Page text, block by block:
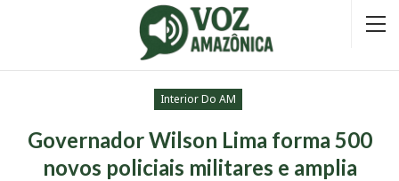
Interior Do AM
Governador Wilson Lima forma 500
novos policiais militares e amplia